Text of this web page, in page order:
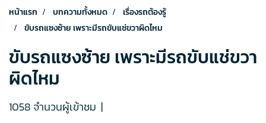
หน้าแรก บทความทั้งหมด
เรื่องรถต้องรู้
ขับรถแซงซ้าย เพราะมีรถขับแช่ขวาผิดไหม
ขับรถแซงซ้าย เพราะมีรถขับแช่ขวา
ผิดไหม
1058 จำนวนผู้เข้าชม |